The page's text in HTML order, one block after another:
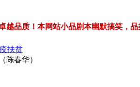
越品质！本网站小品剧本幽默搞笑，
扶贫
陈春华）